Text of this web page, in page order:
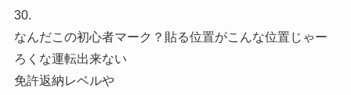
30.
なんだこの初心者マーク？貼る位置がこんな位置じゃー
ろくな運転出来ない
免許返納レベルや